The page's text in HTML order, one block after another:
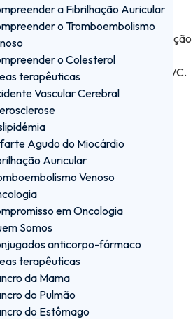
a Fibrilhação Auricular
o Tromboembolismo
o Colesterol
terapêuticas
Vascular Cerebral
Agudo do Miocárdio
Auricular
Venoso
em Oncologia
Somos
anticorpo-fármaco
terapêuticas
da Mama
do Pulmão
do Estômago
mas tem um impacto
que mais de metade da população
(“mau”) elevado?
fatores de risco para enfarte e AVC.
sobre o tema.
- a plataforma
de Saúde